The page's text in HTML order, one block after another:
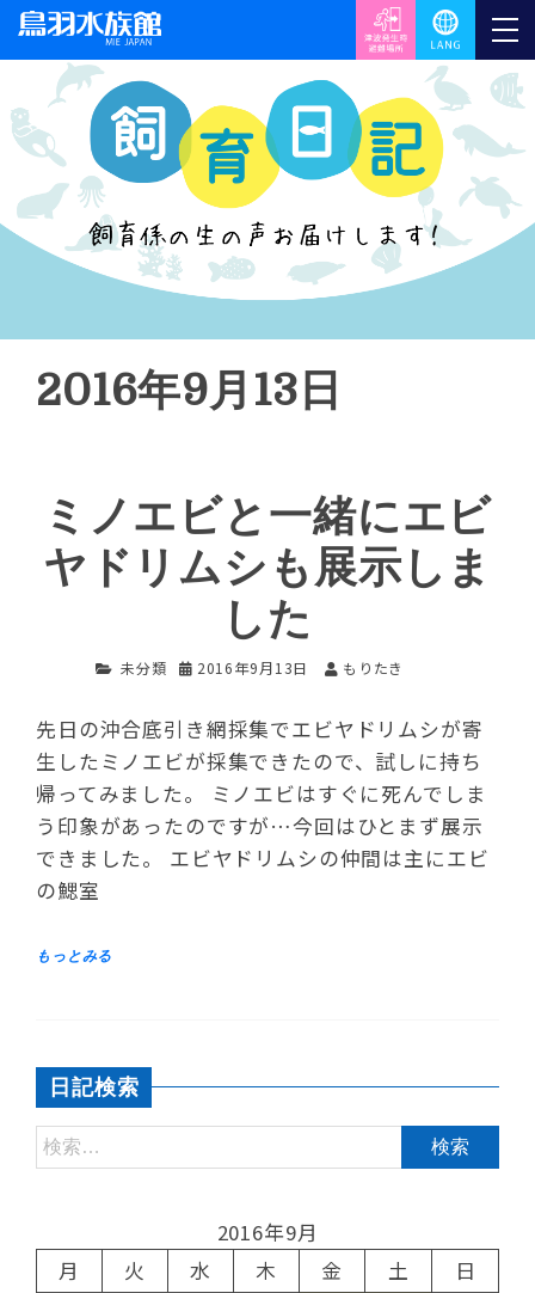
2016年9月13日
ミノエビと一緒にエビ
ヤドリムシも展示しま
した
未分類 2016年9月13日 もりたき
先日の沖合底引き網採集でエビヤドリムシが寄
生したミノエビが採集できたので、試しに持ち
帰ってみました。 ミノエビはすぐに死んでしま
う印象があったのですが…今回はひとまず展示
できました。 エビヤドリムシの仲間は主にエビ
の鰓室
日記検索
2016年9月
月
火 水 木 金 土
日